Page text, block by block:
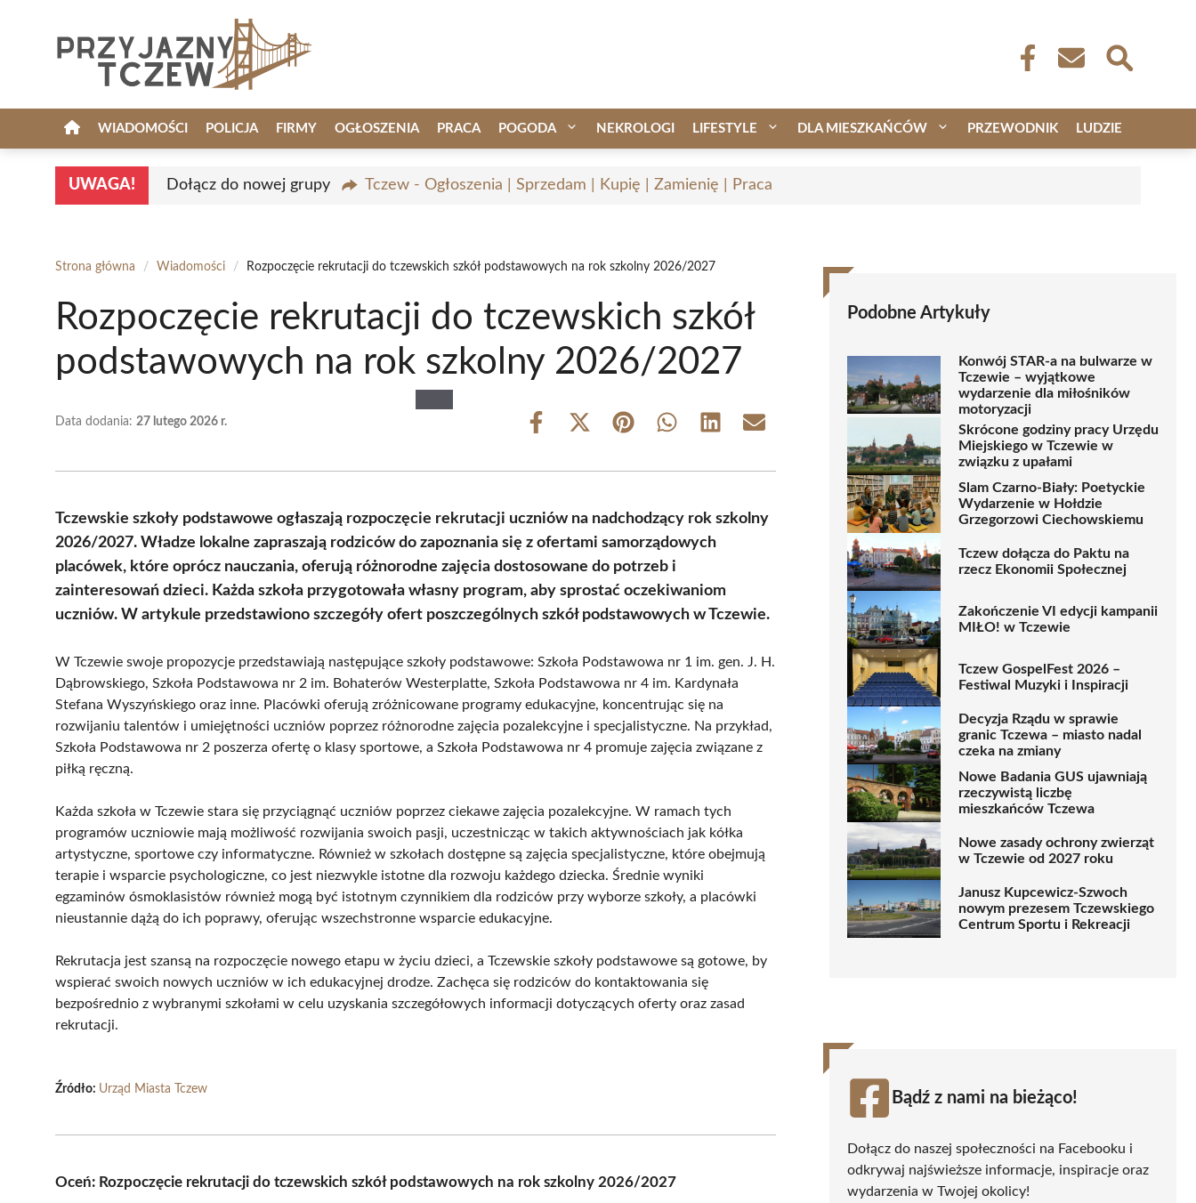
WIADOMOŚCI POLICJA FIRMY OGŁOSZENIA PRACA POGODA NEKROLOGI LIFESTYLE DLA MIESZKAŃCÓW PRZEWODNIK LUDZIE
UWAGA! Dołącz do nowej grupy Tczew - Ogłoszenia | Sprzedam | Kupię | Zamienię | Praca
Strona główna / Wiadomości / Rozpoczęcie rekrutacji do tczewskich szkół podstawowych na rok szkolny 2026/2027
Rozpoczęcie rekrutacji do tczewskich szkół
podstawowych na rok szkolny 2026/2027
Data dodania: 27 lutego 2026 r.
Share
Share
(Twitter)
Share Share Share Share
Tczewskie szkoły podstawowe ogłaszają rozpoczęcie rekrutacji uczniów na nadchodzący rok szkolny
2026/2027. Władze lokalne zapraszają rodziców do zapoznania się z ofertami samorządowych
placówek, które oprócz nauczania, oferują różnorodne zajęcia dostosowane do potrzeb i
zainteresowań dzieci. Każda szkoła przygotowała własny program, aby sprostać oczekiwaniom
uczniów. W artykule przedstawiono szczegóły ofert poszczególnych szkół podstawowych w Tczewie.
W Tczewie swoje propozycje przedstawiają następujące szkoły podstawowe: Szkoła Podstawowa nr 1 im. gen. J. H.
Dąbrowskiego, Szkoła Podstawowa nr 2 im. Bohaterów Westerplatte, Szkoła Podstawowa nr 4 im. Kardynała
Stefana Wyszyńskiego oraz inne. Placówki oferują zróżnicowane programy edukacyjne, koncentrując się na
rozwijaniu talentów i umiejętności uczniów poprzez różnorodne zajęcia pozalekcyjne i specjalistyczne. Na przykład,
Szkoła Podstawowa nr 2 poszerza ofertę o klasy sportowe, a Szkoła Podstawowa nr 4 promuje zajęcia związane z
piłką ręczną.
Każda szkoła w Tczewie stara się przyciągnąć uczniów poprzez ciekawe zajęcia pozalekcyjne. W ramach tych
programów uczniowie mają możliwość rozwijania swoich pasji, uczestnicząc w takich aktywnościach jak kółka
artystyczne, sportowe czy informatyczne. Również w szkołach dostępne są zajęcia specjalistyczne, które obejmują
terapie i wsparcie psychologiczne, co jest niezwykle istotne dla rozwoju każdego dziecka. Średnie wyniki
egzaminów ósmoklasistów również mogą być istotnym czynnikiem dla rodziców przy wyborze szkoły, a placówki
nieustannie dążą do ich poprawy, oferując wszechstronne wsparcie edukacyjne.
Rekrutacja jest szansą na rozpoczęcie nowego etapu w życiu dzieci, a Tczewskie szkoły podstawowe są gotowe, by
wspierać swoich nowych uczniów w ich edukacyjnej drodze. Zachęca się rodziców do kontaktowania się
bezpośrednio z wybranymi szkołami w celu uzyskania szczegółowych informacji dotyczących oferty oraz zasad
rekrutacji.
Źródło: Urząd Miasta Tczew
Oceń: Rozpoczęcie rekrutacji do tczewskich szkół podstawowych na rok szkolny 2026/2027
Podobne Artykuły
Konwój STAR-a na bulwarze w
Tczewie – wyjątkowe
wydarzenie dla miłośników
motoryzacji
Skrócone godziny pracy Urzędu
Miejskiego w Tczewie w
związku z upałami
Slam Czarno-Biały: Poetyckie
Wydarzenie w Hołdzie
Grzegorzowi Ciechowskiemu
Tczew dołącza do Paktu na
rzecz Ekonomii Społecznej
Zakończenie VI edycji kampanii
MIŁO! w Tczewie
Tczew GospelFest 2026 –
Festiwal Muzyki i Inspiracji
Decyzja Rządu w sprawie
granic Tczewa – miasto nadal
czeka na zmiany
Nowe Badania GUS ujawniają
rzeczywistą liczbę
mieszkańców Tczewa
Nowe zasady ochrony zwierząt
w Tczewie od 2027 roku
Janusz Kupcewicz-Szwoch
nowym prezesem Tczewskiego
Centrum Sportu i Rekreacji
Bądź z nami na bieżąco!
Dołącz do naszej społeczności na Facebooku i
odkrywaj najświeższe informacje, inspiracje oraz
wydarzenia w Twojej okolicy!